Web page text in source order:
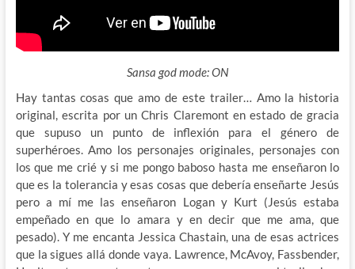
Sansa god mode: ON
Hay tantas cosas que amo de este trailer… Amo la historia
original, escrita por un Chris Claremont en estado de gracia
que supuso un punto de inflexión para elgénero de
superhéroes. Amo los personajes originales, personajes con
los que me crié y si me pongo baboso hasta me enseñaron lo
que es la tolerancia y esas cosas que debería enseñarte Jesús
pero a mí me las enseñaron Logan y Kurt (Jesús estaba
empeñado en que lo amara y en decir que me ama, que
pesado). Y me encanta Jessica Chastain, una de esas actrices
que la sigues allá donde vaya. Lawrence, McAvoy, Fassbender,